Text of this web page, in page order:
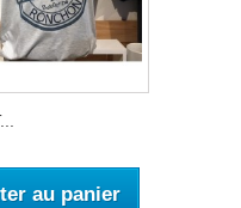
au panier